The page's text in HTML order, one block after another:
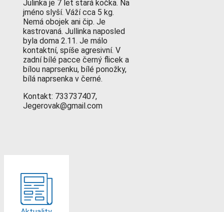
Julinka je 7 let stará kočka. Na
jméno slyší. Váží cca 5 kg.
Nemá obojek ani čip. Je
kastrovaná. Jullinka naposled
byla doma 2.11. Je málo
kontaktní, spíše agresivní. V
zadní bílé pacce černý flicek a
bílou naprsenku, bílé ponožky,
bílá naprsenka v černé.
Kontakt: 733737407,
Jegerovak@gmail.com